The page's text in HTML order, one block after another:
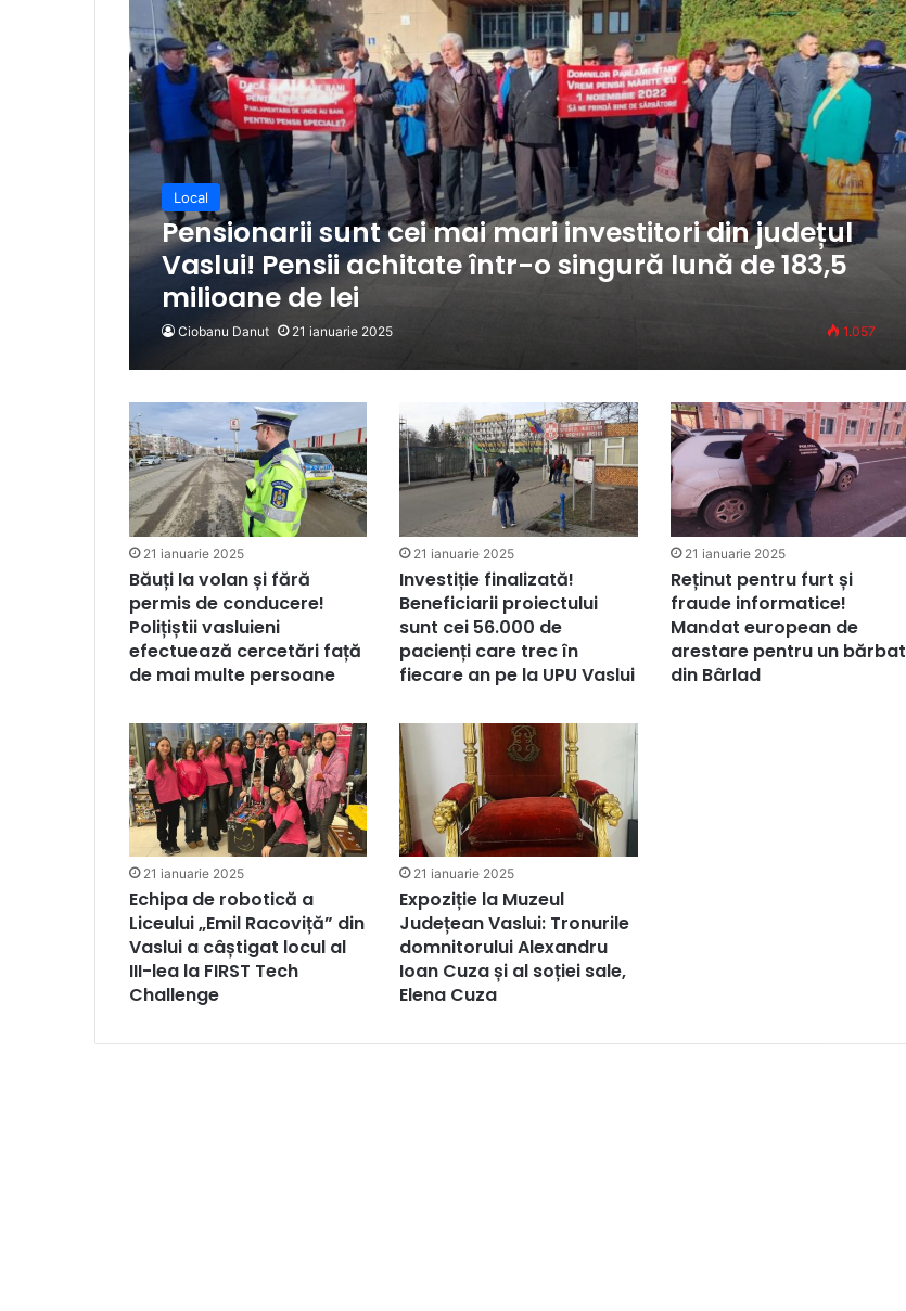
Local
Pensionarii sunt cei mai mari investitori din județul
Vaslui! Pensii achitate într-o singură lună de 183,5
milioane de lei
Ciobanu Danut 21 ianuarie 2025 1.057
21 ianuarie 2025
Băuți la volan și fără
permis de conducere!
Polițiștii vasluieni
efectuează cercetări față
de mai multe persoane
21 ianuarie 2025
Investiție finalizată!
Beneficiarii proiectului
sunt cei 56.000 de
pacienți care trec în
fiecare an pe la UPU Vaslui
21 ianuarie 2025
Reținut pentru furt și
fraude informatice!
Mandat european de
arestare pentru un bărbat
din Bârlad
21 ianuarie 2025
Echipa de robotică a
Liceului „Emil Racoviță” din
Vaslui a câștigat locul al
III-lea la FIRST Tech
Challenge
21 ianuarie 2025
Expoziție la Muzeul
Județean Vaslui: Tronurile
domnitorului Alexandru
Ioan Cuza și al soției sale,
Elena Cuza